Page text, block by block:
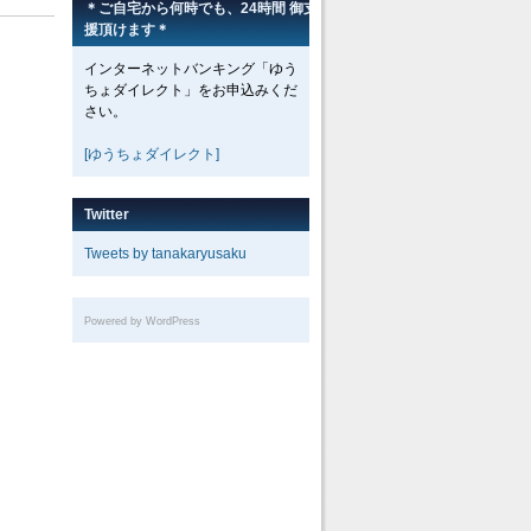
＊ご自宅から何時でも、24時間 御支
援頂けます＊
インターネットバンキング「ゆう
ちょダイレクト」をお申込みくだ
さい。
[ゆうちょダイレクト]
Twitter
Tweets by tanakaryusaku
Powered by WordPress